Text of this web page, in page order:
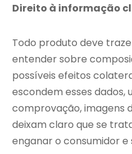
Direito à informação
Todo produto deve
entender sobre
possíveis efeitos
escondem esses dados,
comprovação, imagens
deixam claro que se
enganar o consumidor e